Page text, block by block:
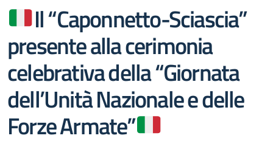
Il “Caponnetto-Sciascia”
presente alla cerimonia
celebrativa della “Giornata
dell’Unità Nazionale e delle
Forze Armate”